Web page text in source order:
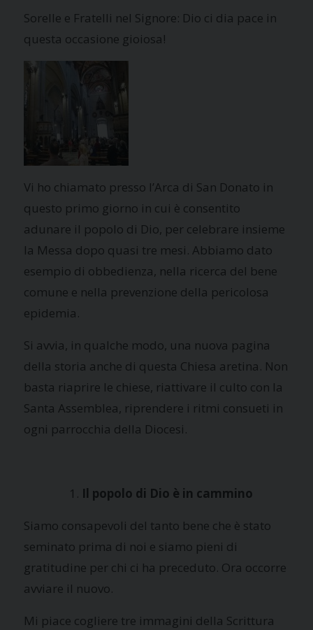
Sorelle e Fratelli nel Signore: Dio ci dia pace in
questa occasione gioiosa!
Vi ho chiamato presso l’Arca di San Donato in
questo primo giorno in cui è consentito
adunare il popolo di Dio, per celebrare insieme
la Messa dopo quasi tre mesi. Abbiamo dato
esempio di obbedienza, nella ricerca del bene
comune e nella prevenzione della pericolosa
epidemia.
Si avvia, in qualche modo, una nuova pagina
della storia anche di questa Chiesa aretina. Non
basta riaprire le chiese, riattivare il culto con la
Santa Assemblea, riprendere i ritmi consueti in
ogni parrocchia della Diocesi.
Il popolo di Dio è in cammino
Siamo consapevoli del tanto bene che è stato
seminato prima di noi e siamo pieni di
gratitudine per chi ci ha preceduto. Ora occorre
avviare il nuovo.
Mi piace cogliere tre immagini della Scrittura